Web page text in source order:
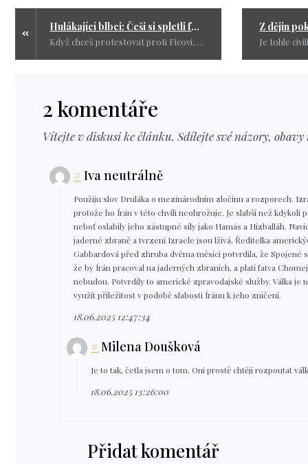
Hulákající blbci: Češi si spletli fotbal s hospodou. Fico možná není svatý, ale není to váš fackovací panák
Když chceš protestovat proti Ficovi, udělej si plakát, napiš komentář, jdi na demonstraci. Ale nedělej ze sebe idiota na stadionu v cizí zemi, kterému je jedno, jaký bordel po sobě nechá.
2 komentáře
Vítejte v diskusi ke článku. Sdílejte své názory,
#Iva neutrálně
Použiju slov Druláka o mezinárodním zločinu a rozporech.
protože ho Írán v této chvíli neohrožuje. Je slabší než kdykoli
neboť oslabily jeho zástupné síly jako Hamás a Hizballáh.
jaderné zbraně a tvrzení Izraele jsou lživá. Ředitelka
Gabbardová před zhruba dvěma měsíci potvrdila, že Spojené
že by Írán pracoval na jaderných zbraních, a platí fatva
nebudou. Potvrdily to americké zpravodajské služby. Válka je
využít příležitost v podobě slabosti Íránu k jeho zničení.
18.06.2025 12:47:34
#Milena Doušková
Je to tak, četla jsem o tom. Oni prostě chtějí rozpoutat
18.06.2025 13:26:00
Přidat komentář